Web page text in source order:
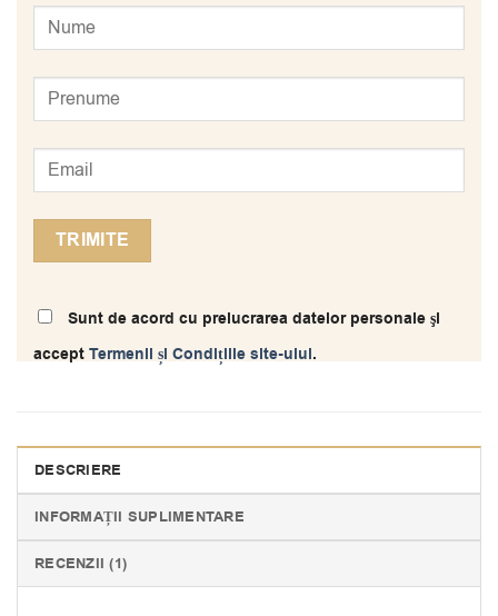
Sunt de acord cu prelucrarea datelor personale şi
acceptTermenii și Condițiile site-ului.
DESCRIERE
INFORMAȚII SUPLIMENTARE
RECENZII (1)